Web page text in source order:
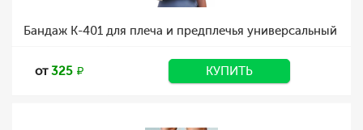
Бандаж К-401 для плеча и предплечья универсальный
от325 КУПИТЬ